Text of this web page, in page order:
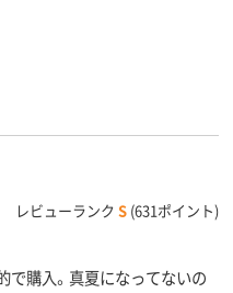
レビューランク S (631ポイント)
で購入。真夏になってないの